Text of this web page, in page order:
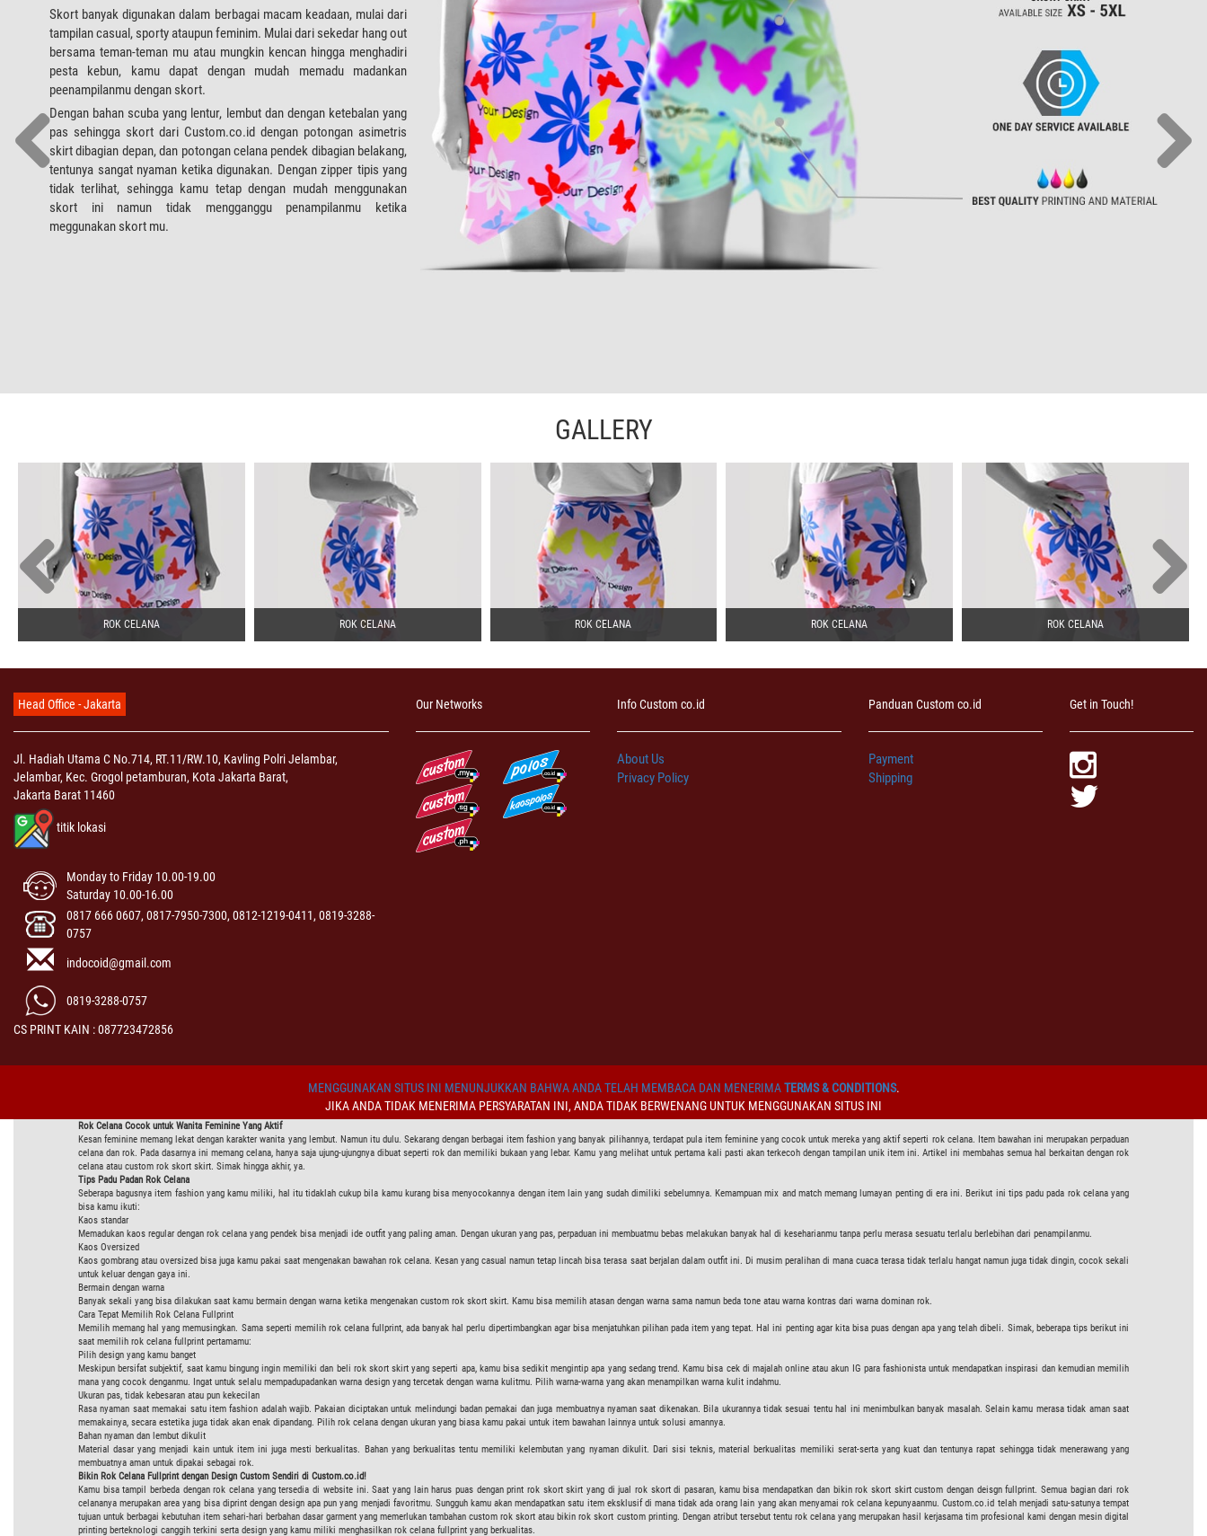
Skort banyak digunakan dalam berbagai macam keadaan, mulai dari
tampilan casual, sporty ataupun feminim. Mulai dari sekedar hang out
bersama teman-teman mu atau mungkin kencan hingga menghadiri
pesta kebun, kamu dapat dengan mudah memadu madankan
peenampilanmu dengan skort.
Dengan bahan scuba yang lentur, lembut dan dengan ketebalan yang
pas sehingga skort dari Custom.co.id dengan potongan asimetris
skirt dibagian depan, dan potongan celana pendek dibagian belakang,
tentunya sangat nyaman ketika digunakan. Dengan zipper tipis yang
tidak terlihat, sehingga kamu tetap dengan mudah menggunakan
skort ini namun tidak mengganggu penampilanmu ketika
meggunakan skort mu.
GALLERY
ROK CELANA ROK CELANA ROK CELANA ROK CELANA ROK CELANA
Head Office - Jakarta
Jl. Hadiah Utama C No.714, RT.11/RW.10, Kavling Polri Jelambar,
Jelambar, Kec. Grogol petamburan, Kota Jakarta Barat,
Jakarta Barat 11460
titik lokasi
Monday to Friday 10.00-19.00
Saturday 10.00-16.00
0817 666 0607, 0817-7950-7300, 0812-1219-0411, 0819-3288-
0757
indocoid@gmail.com
0819-3288-0757
CS PRINT KAIN : 087723472856
Our Networks Info Custom co.id
About Us
Privacy Policy
Panduan Custom co.id
Payment
Shipping
Get in Touch!
MENGGUNAKAN SITUS INI MENUNJUKKAN BAHWA ANDA TELAH MEMBACA DAN MENERIMATERMS & CONDITIONS.
JIKA ANDA TIDAK MENERIMA PERSYARATAN INI, ANDA TIDAK BERWENANG UNTUK MENGGUNAKAN SITUS INI
Rok Celana Cocok untuk Wanita Feminine Yang Aktif
Kesan feminine memang lekat dengan karakter wanita yang lembut. Namun itu dulu. Sekarang dengan berbagai item fashion yang banyak pilihannya, terdapat pula item feminine yang cocok untuk mereka yang aktif seperti rok celana. Item bawahan ini merupakan perpaduan
celana dan rok. Pada dasarnya ini memang celana, hanya saja ujung-ujungnya dibuat seperti rok dan memiliki bukaan yang lebar. Kamu yang melihat untuk pertama kali pasti akan terkecoh dengan tampilan unik item ini. Artikel ini membahas semua hal berkaitan dengan rok
celana atau custom rok skort skirt. Simak hingga akhir, ya.
Tips Padu Padan Rok Celana
Seberapa bagusnya item fashion yang kamu miliki, hal itu tidaklah cukup bila kamu kurang bisa menyocokannya dengan item lain yang sudah dimiliki sebelumnya. Kemampuan mix and match memang lumayan penting di era ini. Berikut ini tips padu pada rok celana yang
bisa kamu ikuti:
Kaos standar
Memadukan kaos regular dengan rok celana yang pendek bisa menjadi ide outfit yang paling aman. Dengan ukuran yang pas, perpaduan ini membuatmu bebas melakukan banyak hal di keseharianmu tanpa perlu merasa sesuatu terlalu berlebihan dari penampilanmu.
Kaos Oversized
Kaos gombrang atau oversized bisa juga kamu pakai saat mengenakan bawahan rok celana. Kesan yang casual namun tetap lincah bisa terasa saat berjalan dalam outfit ini. Di musim peralihan di mana cuaca terasa tidak terlalu hangat namun juga tidak dingin, cocok sekali
untuk keluar dengan gaya ini.
Bermain dengan warna
Banyak sekali yang bisa dilakukan saat kamu bermain dengan warna ketika mengenakan custom rok skort skirt. Kamu bisa memilih atasan dengan warna sama namun beda tone atau warna kontras dari warna dominan rok.
Cara Tepat Memilih Rok Celana Fullprint
Memilih memang hal yang memusingkan. Sama seperti memilih rok celana fullprint, ada banyak hal perlu dipertimbangkan agar bisa menjatuhkan pilihan pada item yang tepat. Hal ini penting agar kita bisa puas dengan apa yang telah dibeli. Simak, beberapa tips berikut ini
saat memilih rok celana fullprint pertamamu:
Pilih design yang kamu banget
Meskipun bersifat subjektif, saat kamu bingung ingin memiliki dan beli rok skort skirt yang seperti apa, kamu bisa sedikit mengintip apa yang sedang trend. Kamu bisa cek di majalah online atau akun IG para fashionista untuk mendapatkan inspirasi dan kemudian memilih
mana yang cocok denganmu. Ingat untuk selalu mempadupadankan warna design yang tercetak dengan warna kulitmu. Pilih warna-warna yang akan menampilkan warna kulit indahmu.
Ukuran pas, tidak kebesaran atau pun kekecilan
Rasa nyaman saat memakai satu item fashion adalah wajib. Pakaian diciptakan untuk melindungi badan pemakai dan juga membuatnya nyaman saat dikenakan. Bila ukurannya tidak sesuai tentu hal ini menimbulkan banyak masalah. Selain kamu merasa tidak aman saat
memakainya, secara estetika juga tidak akan enak dipandang. Pilih rok celana dengan ukuran yang biasa kamu pakai untuk item bawahan lainnya untuk solusi amannya.
Bahan nyaman dan lembut dikulit
Material dasar yang menjadi kain untuk item ini juga mesti berkualitas. Bahan yang berkualitas tentu memiliki kelembutan yang nyaman dikulit. Dari sisi teknis, material berkualitas memiliki serat-serta yang kuat dan tentunya rapat sehingga tidak menerawang yang
membuatnya aman untuk dipakai sebagai rok.
Bikin Rok Celana Fullprint dengan Design Custom Sendiri di Custom.co.id!
Kamu bisa tampil berbeda dengan rok celana yang tersedia di website ini. Saat yang lain harus puas dengan print rok skort skirt yang di jual rok skort di pasaran, kamu bisa mendapatkan dan bikin rok skort skirt custom dengan deisgn fullprint. Semua bagian dari rok
celananya merupakan area yang bisa diprint dengan design apa pun yang menjadi favoritmu. Sungguh kamu akan mendapatkan satu item eksklusif di mana tidak ada orang lain yang akan menyamai rok celana kepunyaanmu. Custom.co.id telah menjadi satu-satunya tempat
tujuan untuk berbagai kebutuhan item sehari-hari berbahan dasar garment yang memerlukan tambahan custom rok skort atau bikin rok skort custom printing. Dengan atribut tersebut tentu rok celana yang merupakan hasil kerjasama tim profesional kami dengan mesin digital
printing berteknologi canggih terkini serta design yang kamu miliki menghasilkan rok celana fullprint yang berkualitas.